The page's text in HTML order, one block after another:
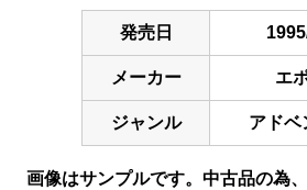
発売日
メーカー エ
ジャンル アドベ
画像はサンプルです。中古品の為